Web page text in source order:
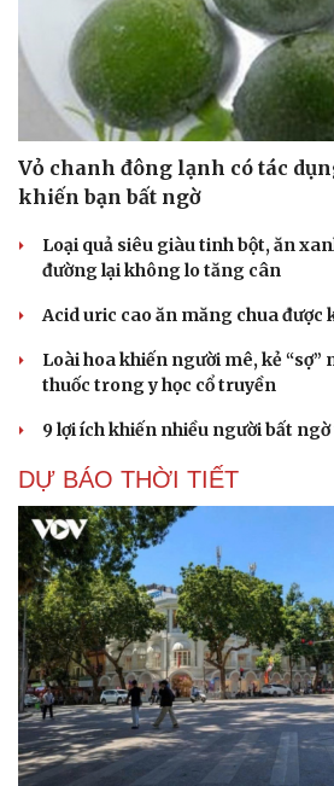
Vỏ chanh đông lạnh có tác
khiến bạn bất ngờ
Loại quả siêu giàu tinh bột, ăn
đường lại không lo tăng cân
Acid uric cao ăn măng chua được
Loài hoa khiến người mê, kẻ “sợ”
thuốc trong y học cổ truyền
9 lợi ích khiến nhiều người bất
DỰ BÁO THỜI TIẾT